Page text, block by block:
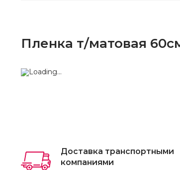
Пленка т/матовая
Доставка транспортными
компаниями